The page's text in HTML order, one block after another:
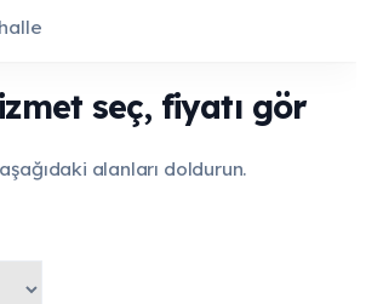
seç, fiyatı gör
alanları doldurun.